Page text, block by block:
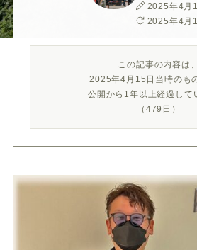
SADA
公
式
Youtube
SADA
の
公
式
Facebook
ツ
SADA
の
公
式
Twitter
ツ
の
公
式
投
稿
2025年4月
最
新
日
2025年4月
この記事の内容は、
2025年4月15日当時のも
公開から1年以上経過して
（479日）